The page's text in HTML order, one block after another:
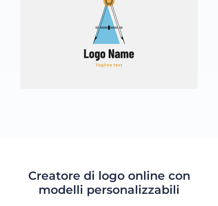
Creatore di logo online con
modelli personalizzabili